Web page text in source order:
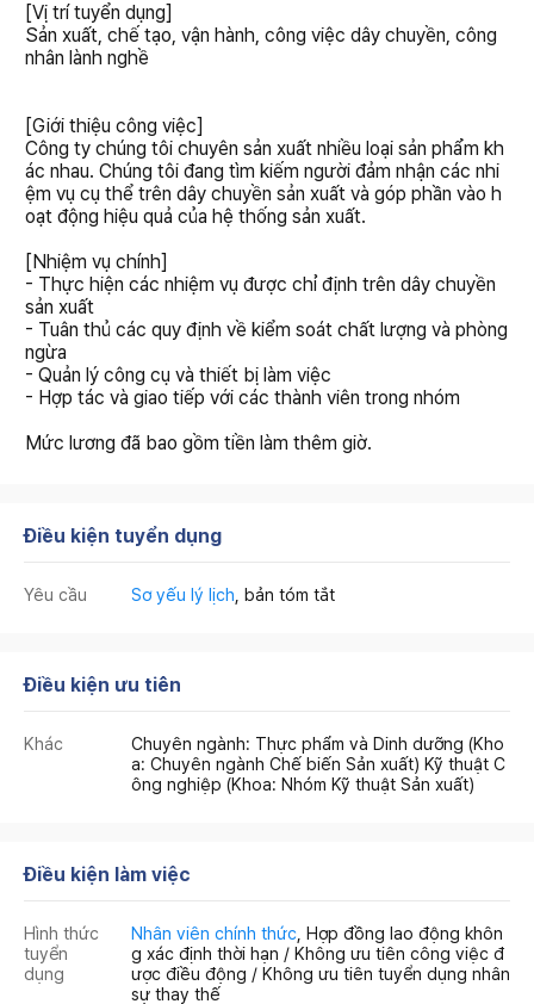
[Vị trí tuyển dụng]
Sản xuất, chế tạo, vận hành, công việc dây chuyền, công
nhân lành nghề
[Giới thiệu công việc]
Công ty chúng tôi chuyên sản xuất nhiều loại sản phẩm kh
ác nhau. Chúng tôi đang tìm kiếm người đảm nhận các nhi
ệm vụ cụ thể trên dây chuyền sản xuất và góp phần vào h
oạt động hiệu quả của hệ thống sản xuất.
[Nhiệm vụ chính]
- Thực hiện các nhiệm vụ được chỉ định trên dây chuyền
sản xuất
- Tuân thủ các quy định về kiểm soát chất lượng và phòng
ngừa
- Quản lý công cụ và thiết bị làm việc
- Hợp tác và giao tiếp với các thành viên trong nhóm
Mức lương đã bao gồm tiền làm thêm giờ.
Điều kiện tuyển dụng
Yêu cầu Sơ yếu lý lịch , bản tóm tắt
Điều kiện ưu tiên
Khác
Chuyên ngành: Thực phẩm và Dinh dưỡng (Kho
a: Chuyên ngành Chế biến Sản xuất) Kỹ thuật C
ông nghiệp (Khoa: Nhóm Kỹ thuật Sản xuất)
Điều kiện làm việc
Hình thức
tuyển
dụng
Nhân viên chính thức , Hợp đồng lao động khôn
g xác định thời hạn / Không ưu tiên công việc đ
ược điều động / Không ưu tiên tuyển dụng nhân
sự thay thế